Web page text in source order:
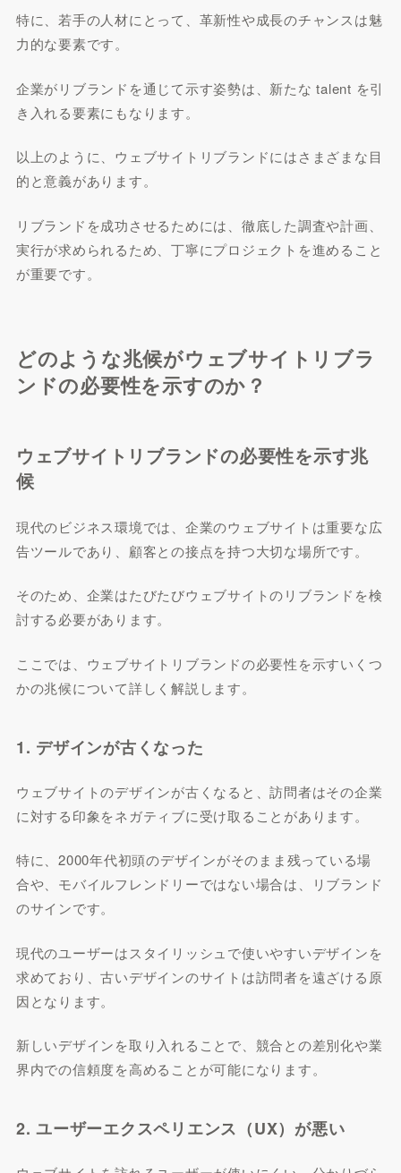
特に、若手の人材にとって、革新性や成長のチャンスは魅
力的な要素です。
企業がリブランドを通じて示す姿勢は、新たな talent を引
き入れる要素にもなります。
以上のように、ウェブサイトリブランドにはさまざまな目
的と意義があります。
リブランドを成功させるためには、徹底した調査や計画、
実行が求められるため、丁寧にプロジェクトを進めること
が重要です。
どのような兆候がウェブサイトリブラ
ンドの必要性を示すのか？
ウェブサイトリブランドの必要性を示す兆
候
現代のビジネス環境では、企業のウェブサイトは重要な広
告ツールであり、顧客との接点を持つ大切な場所です。
そのため、企業はたびたびウェブサイトのリブランドを検
討する必要があります。
ここでは、ウェブサイトリブランドの必要性を示すいくつ
かの兆候について詳しく解説します。
1. デザインが古くなった
ウェブサイトのデザインが古くなると、訪問者はその企業
に対する印象をネガティブに受け取ることがあります。
特に、2000年代初頭のデザインがそのまま残っている場
合や、モバイルフレンドリーではない場合は、リブランド
のサインです。
現代のユーザーはスタイリッシュで使いやすいデザインを
求めており、古いデザインのサイトは訪問者を遠ざける原
因となります。
新しいデザインを取り入れることで、競合との差別化や業
界内での信頼度を高めることが可能になります。
2. ユーザーエクスペリエンス（UX）が悪い